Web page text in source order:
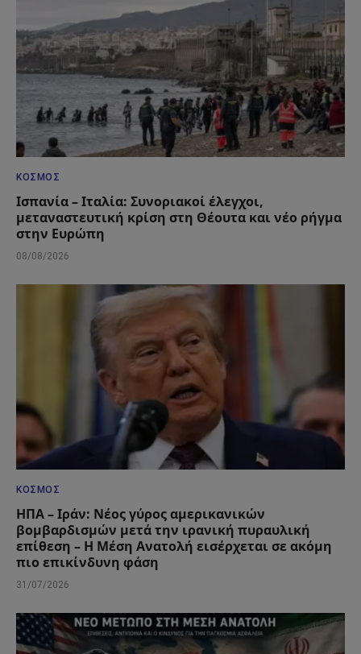
ΚΌΣΜΟΣ
Ισπανία – Ιταλία: Συνοριακοί έλεγχοι,
μεταναστευτική κρίση στη Θέουτα και νέο ρήγμα
στην Ευρώπη
08/08/2026
ΚΌΣΜΟΣ
ΗΠΑ – Ιράν: Νέος γύρος αμερικανικών
βομβαρδισμών μετά την ιρανική πυραυλική
επίθεση – Η Μέση Ανατολή εισέρχεται σε ακόμη
πιο επικίνδυνη φάση
31/07/2026